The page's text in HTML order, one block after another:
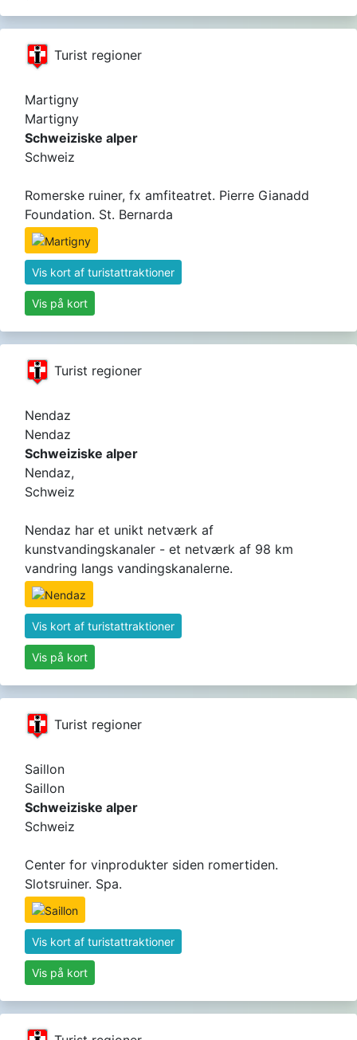
Turist regioner
Martigny
Martigny
Schweiziske alper
Schweiz
Romerske ruiner, fx amfiteatret. Pierre Gianadd
Foundation. St. Bernarda
Vis kort af turistattraktioner
Vis på kort
Turist regioner
Nendaz
Nendaz
Schweiziske alper
Nendaz,
Schweiz
Nendaz har et unikt netværk af
kunstvandingskanaler - et netværk af 98 km
vandring langs vandingskanalerne.
Vis kort af turistattraktioner
Vis på kort
Turist regioner
Saillon
Saillon
Schweiziske alper
Schweiz
Center for vinprodukter siden romertiden.
Slotsruiner. Spa.
Vis kort af turistattraktioner
Vis på kort